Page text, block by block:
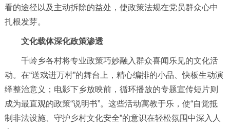
看的途径以及主动拆除的益处，使政策法规在党员群众心中
扎根发芽。
文化载体深化政策渗透
千岭乡各村将专业政策巧妙融入群众喜闻乐见的文化活
动。在“送戏进万村”的舞台上，精心编排的小品、快板生动演
绎整治意义；电影下乡放映前，循环播放的专题宣传短片则
成为最直观的政策“说明书”。这些活动寓教于乐，使“自觉抵
制非法设施、守护乡村文化安全”的意识在轻松氛围中深入人